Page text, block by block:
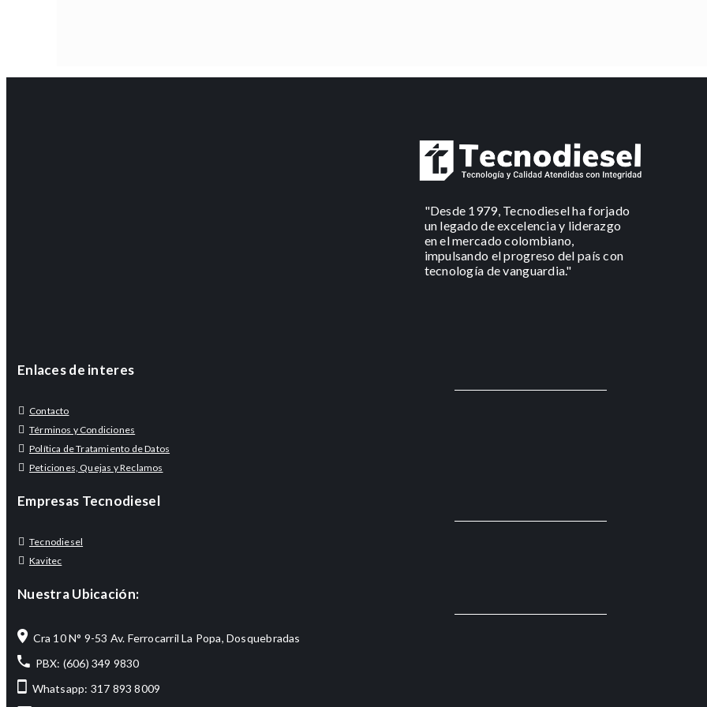
"Desde 1979, Tecnodiesel ha forjado
un legado de excelencia y liderazgo
en el mercado colombiano,
impulsando el progreso del país con
tecnología de vanguardia."
Enlaces de interes
Contacto
Términos y Condiciones
Política de Tratamiento de Datos
Peticiones, Quejas y Reclamos
Empresas Tecnodiesel
Tecnodiesel
Kavitec
Nuestra Ubicación:
Cra 10 N° 9-53 Av. Ferrocarril La Popa, Dosquebradas
PBX: (606) 349 9830
Whatsapp: 317 893 8009